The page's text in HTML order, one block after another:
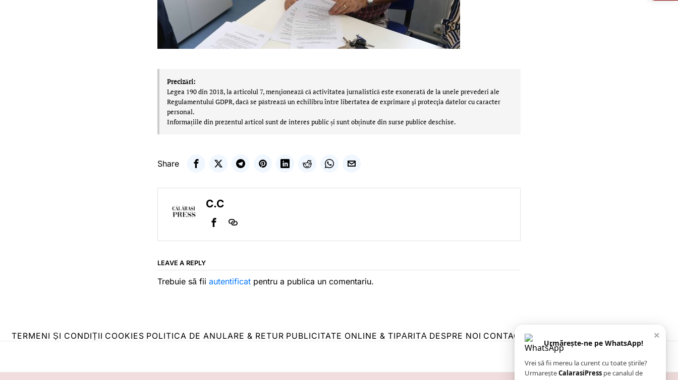
Precizări:
Legea 190 din 2018, la articolul 7, menţionează că activitatea jurnalistică este exonerată de la unele prevederi ale
Regulamentului GDPR, dacă se păstrează un echilibru între libertatea de exprimare şi protecţia datelor cu caracter
personal.
Informațiile din prezentul articol sunt de interes public și sunt obținute din surse publice deschise.
Share
C.C
LEAVE A REPLY
Trebuie să fii autentificat pentru a publica un comentariu.
TERMENI ȘI CONDIȚII COOKIES POLITICA DE ANULARE & RETUR PUBLICITATE ONLINE & TIPĂRITĂ DESPRE NOI CONTACT ZIARUL ANUNȚUL CĂLĂRĂȘEAN
×
Urmărește-ne pe WhatsApp!
Vrei să fii mereu la curent cu toate știrile?
UrmareșteCalarasiPress pe canalul de